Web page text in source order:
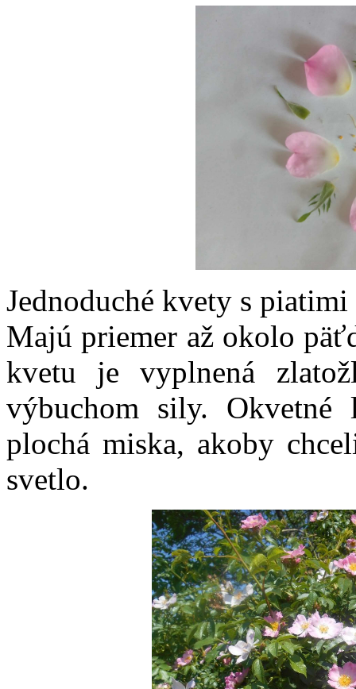
Jednoduché kvety s
Majú priemer až okolo
kvetu je vyplnená
výbuchom sily.
plochá miska, akoby
svetlo.